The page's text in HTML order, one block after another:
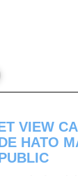
VIEW
HATO